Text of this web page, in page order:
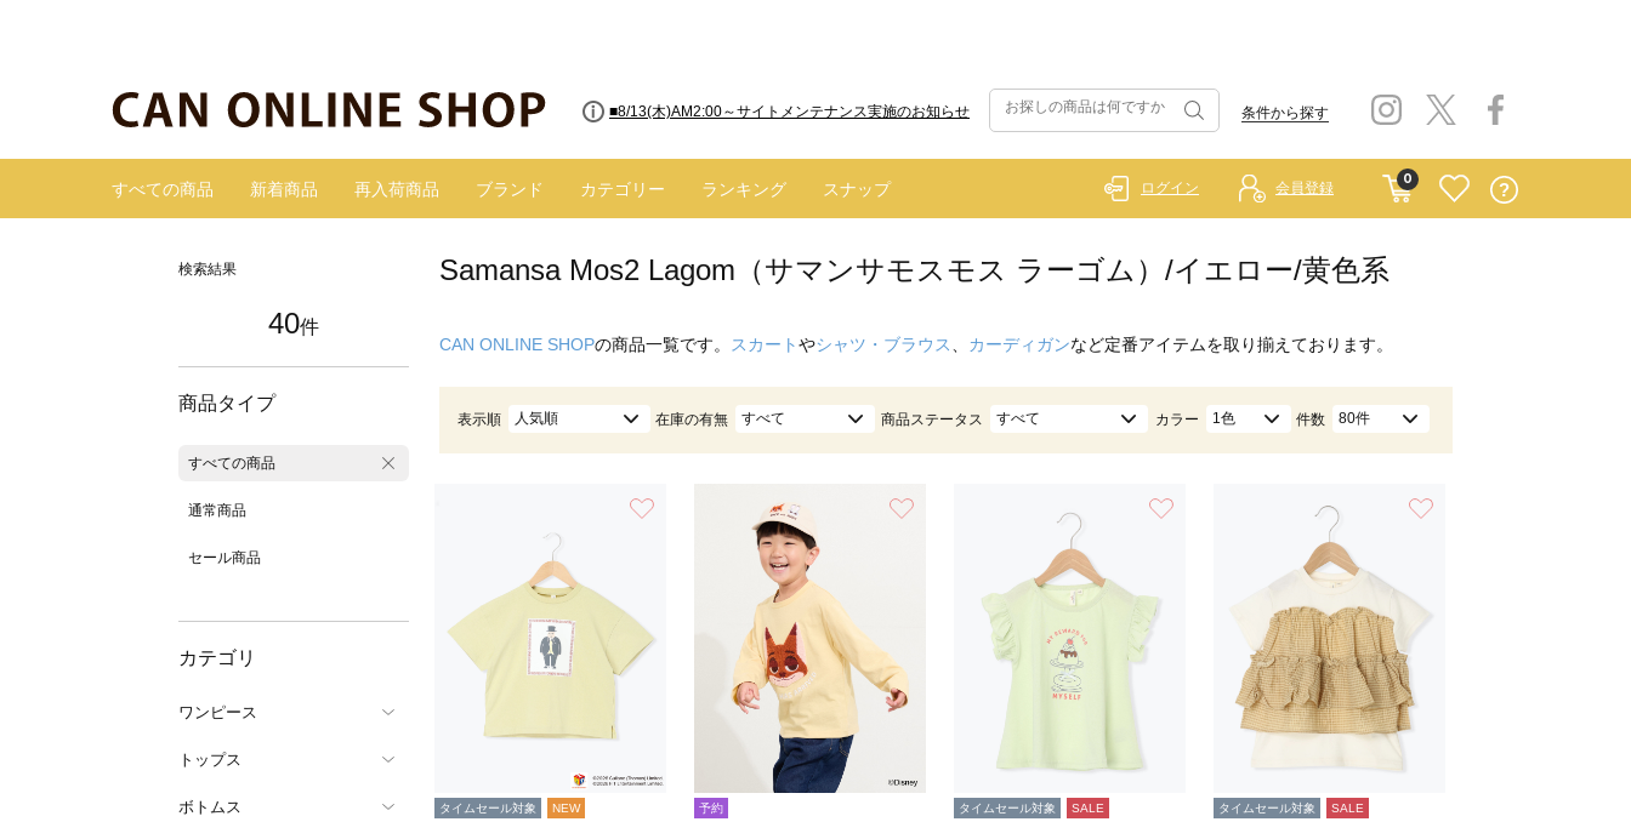
■8/13(木)AM2:00～サイトメンテナンス実施のお知らせ
■【お知らせ】ヤマト運輸の配送遅延・停止について 条件から探す
すべての商品 新着商品 再入荷商品 ブランド カテゴリー ランキング スナップ
0
ログイン 会員登録
検索結果
40件
商品タイプ
すべての商品
通常商品
セール商品
カテゴリ
ワンピース
トップス
ボトムス
Samansa Mos2 Lagom（サマンサモスモス ラーゴム）/イエロー/黄色系
CAN ONLINE SHOPの商品一覧です。 スカートやシャツ・ブラウス カーディガンなど定番アイテムを取り揃えております。
表示順 人気順 在庫の有無 すべて 商品ステータス すべて カラー 1色 件数 80件
タイムセール対象 NEW 予約 タイムセール対象 SALE タイムセール対象 SALE